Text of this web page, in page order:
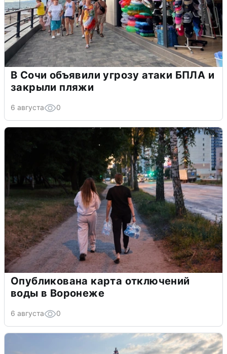
В Сочи объявили угрозу атаки БПЛА и
закрыли пляжи
6 августа 0
Опубликована карта отключений
воды в Воронеже
6 августа 0